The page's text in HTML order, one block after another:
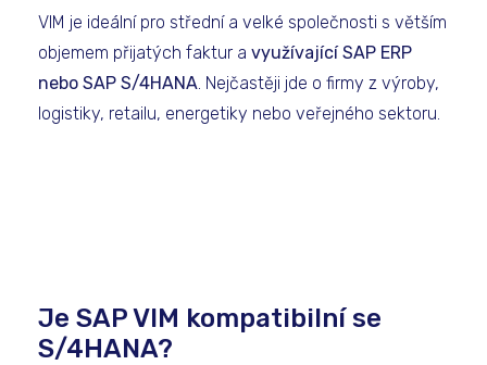
VIM je ideální pro střední a velké společnosti s větším
objemem přijatých faktur a využívající SAP ERP
nebo SAP S/4HANA . Nejčastěji jde o firmy z výroby,
logistiky, retailu, energetiky nebo veřejného sektoru.
Je SAP VIM kompatibilní se
S/4HANA?